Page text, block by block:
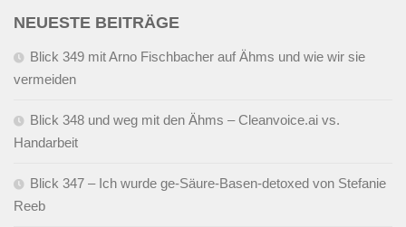
NEUESTE BEITRÄGE
Blick 349 mit Arno Fischbacher auf Ähms und wie wir sie
vermeiden
Blick 348 und weg mit den Ähms – Cleanvoice.ai vs.
Handarbeit
Blick 347 – Ich wurde ge-Säure-Basen-detoxed von Stefanie
Reeb